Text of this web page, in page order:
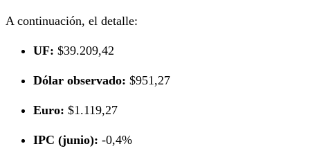
A continuación, el detalle:
UF: $39.209,42
Dólar observado: $951,27
Euro: $1.119,27
IPC (junio): -0,4%